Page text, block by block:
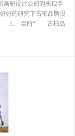
册设计公司的表现手
好的研究下古柏品牌设
司 1、"会所" 古柏品
与者有着相同的兴趣
...